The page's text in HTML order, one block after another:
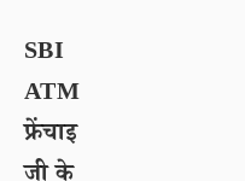
SBI
ATM
फ्रेंचाइ